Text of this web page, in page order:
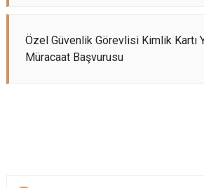
Özel Güvenlik Görevlisi Kimlik Kartı
Müracaat Başvurusu